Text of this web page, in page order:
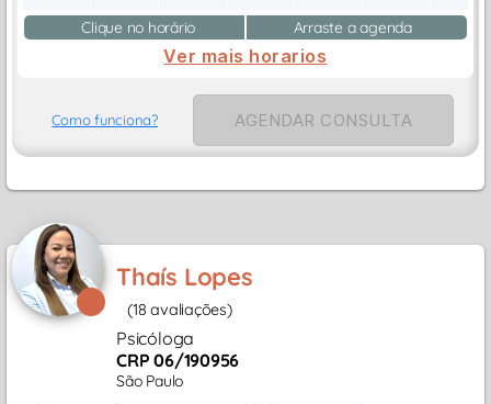
Clique no horário Arraste a agenda
Ver mais horarios
Como funciona? AGENDAR CONSULTA
Thaís Lopes
(18 avaliações)
Psicóloga
CRP 06/190956
São Paulo